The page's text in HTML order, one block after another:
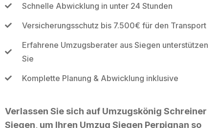
Schnelle Abwicklung in unter 24 Stunden
Versicherungsschutz bis 7.500€ für den Transport
Erfahrene Umzugsberater aus Siegen unterstützen
Sie
Komplette Planung & Abwicklung inklusive
Verlassen Sie sich auf Umzugskönig Schreiner
Siegen, um Ihren Umzug Siegen Perpignan so